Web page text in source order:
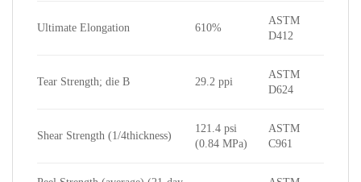
Ultimate Elongation 610%
ASTM
D412
Tear Strength; die B 29.2 ppi
ASTM
D624
Shear Strength (1/4thickness)
121.4 psi
(0.84 MPa)
ASTM
C961